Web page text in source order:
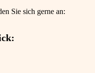
Sie sich gerne an: